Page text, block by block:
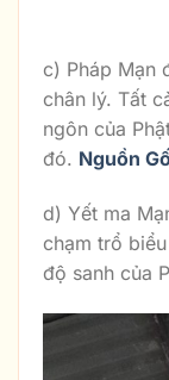
c) Pháp Mạn
chân lý. Tất
ngôn của
đó. Nguồn
d) Yết ma
chạm trổ
độ sanh của